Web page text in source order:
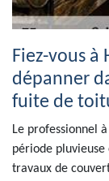
Fiez-vous à
dépanner
fuite de
Le professionnel
période
travaux de